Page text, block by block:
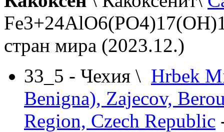
стран мира (2023.12.)
33_5 - Чехия \ Hrbek
Benigna), Zajecov,
Region, Czech Republic